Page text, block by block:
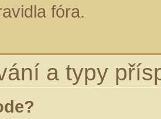
fóra.
a typy